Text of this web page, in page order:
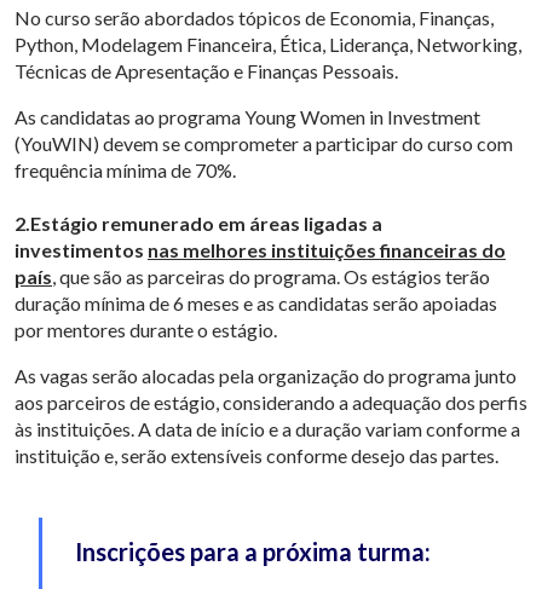
No curso serão abordados tópicos de Economia, Finanças,
Python, Modelagem Financeira, Ética, Liderança, Networking,
Técnicas de Apresentação e Finanças Pessoais.
As candidatas ao programa Young Women in Investment
(YouWIN) devem se comprometer a participar do curso com
frequência mínima de 70%.
2.Estágio remunerado em áreas ligadas a
investimentos nas melhores instituições financeiras do
país, que são as parceiras do programa. Os estágios terão
duração mínima de 6 meses e as candidatas serão apoiadas
por mentores durante o estágio.
As vagas serão alocadas pela organização do programa junto
aos parceiros de estágio, considerando a adequação dos perfis
às instituições. A data de início e a duração variam conforme a
instituição e, serão extensíveis conforme desejo das partes.
Inscrições para a próxima turma: